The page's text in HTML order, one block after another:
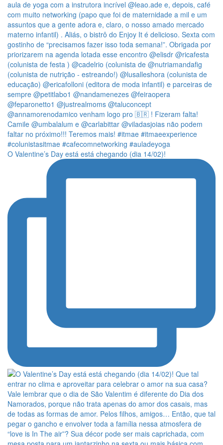
O Valentine’s Day está está chegando (dia 14/02)!